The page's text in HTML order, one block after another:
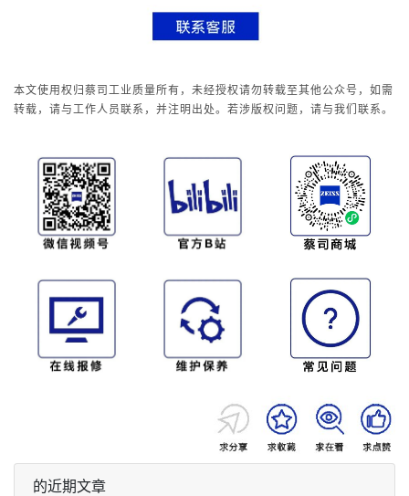
本文使用权归蔡司工业质量所有，未经授权请勿转载至其他公众号，如需
转载，请与工作人员联系，并注明出处。若涉版权问题，请与我们联系。
的近期文章